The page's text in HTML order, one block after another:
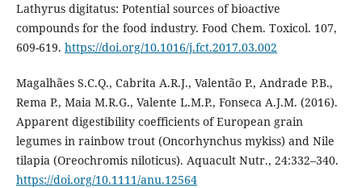
Lathyrus digitatus: Potential sources of bioactive
compounds for the food industry. Food Chem. Toxicol. 107,
609-619. https://doi.org/10.1016/j.fct.2017.03.002
Magalhães S.C.Q., Cabrita A.R.J., Valentão P., Andrade P.B.,
Rema P., Maia M.R.G., Valente L.M.P., Fonseca A.J.M. (2016).
Apparent digestibility coefficients of European grain
legumes in rainbow trout (Oncorhynchus mykiss) and Nile
tilapia (Oreochromis niloticus). Aquacult Nutr., 24:332–340.
https://doi.org/10.1111/anu.12564